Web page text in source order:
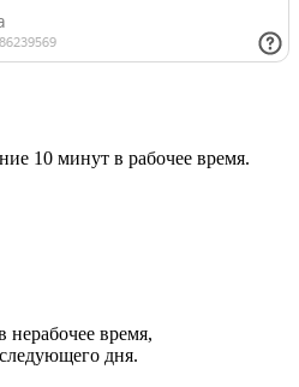
10 минут в рабочее время.
нерабочее время,
дня.